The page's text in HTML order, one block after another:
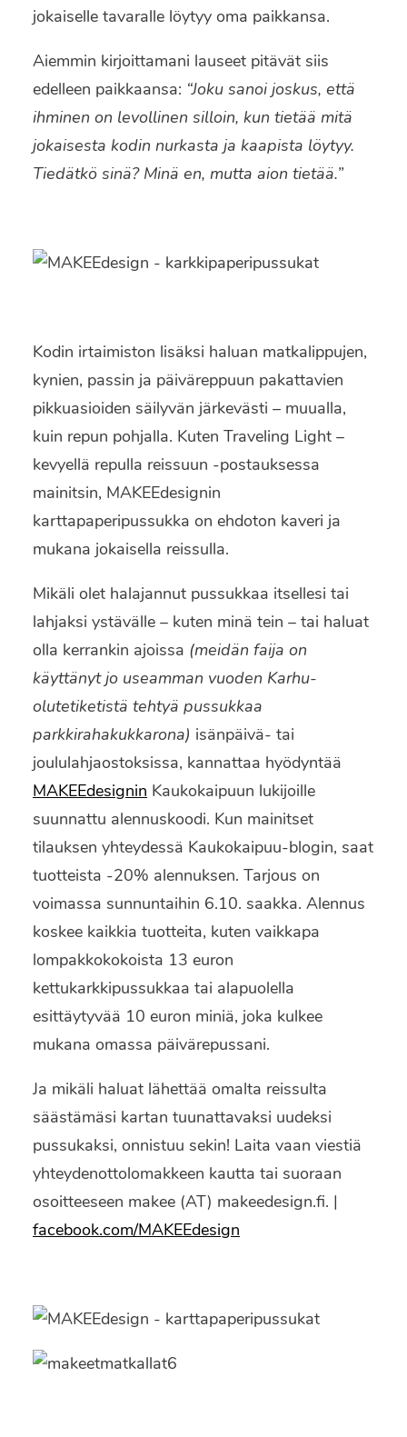
jokaiselle tavaralle löytyy oma paikkansa.
Aiemmin kirjoittamani lauseet pitävät siis
edelleen paikkaansa: “Joku sanoi joskus, että
ihminen on levollinen silloin, kun tietää mitä
jokaisesta kodin nurkasta ja kaapista löytyy.
Tiedätkö sinä? Minä en, mutta aion tietää.”
Kodin irtaimiston lisäksi haluan matkalippujen,
kynien, passin ja päiväreppuun pakattavien
pikkuasioiden säilyvän järkevästi – muualla,
kuin repun pohjalla. Kuten Traveling Light –
kevyellä repulla reissuun -postauksessa
mainitsin, MAKEEdesignin
karttapaperipussukka on ehdoton kaveri ja
mukana jokaisella reissulla.
Mikäli olet halajannut pussukkaa itsellesi tai
lahjaksi ystävälle – kuten minä tein – tai haluat
olla kerrankin ajoissa (meidän faija on
käyttänyt jo useamman vuoden Karhu-
olutetiketistä tehtyä pussukkaa
parkkirahakukkarona) isänpäivä- tai
joululahjaostoksissa, kannattaa hyödyntää
MAKEEdesignin Kaukokaipuun lukijoille
suunnattu alennuskoodi. Kun mainitset
tilauksen yhteydessä Kaukokaipuu-blogin, saat
tuotteista -20% alennuksen. Tarjous on
voimassa sunnuntaihin 6.10. saakka. Alennus
koskee kaikkia tuotteita, kuten vaikkapa
lompakkokokoista 13 euron
kettukarkkipussukkaa tai alapuolella
esittäytyvää 10 euron miniä, joka kulkee
mukana omassa päivärepussani.
Ja mikäli haluat lähettää omalta reissulta
säästämäsi kartan tuunattavaksi uudeksi
pussukaksi, onnistuu sekin! Laita vaan viestiä
yhteydenottolomakkeen kautta tai suoraan
osoitteeseen makee (AT) makeedesign.fi. |
facebook.com/MAKEEdesign